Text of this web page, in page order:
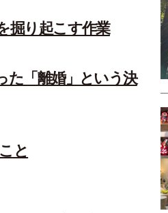
掘り起こす作業
た「離婚」という決
と